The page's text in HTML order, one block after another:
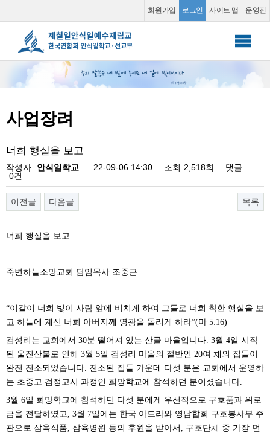
회원가입 로그인 사이트 맵 운영진
▼
소그룹 동영상
커뮤니티
사업장려
사업장려
너희 행실을 보고
작성자 안식일학교 22-09-06 14:30 조회 2,518회
댓글
0건
이전글 다음글 목록
너희 행실을 보고
죽변하늘소망교회 담임목사 조중근
“이같이 너희 빛이 사람 앞에 비치게 하여 그들로 너희 착한 행실을 보
고 하늘에 계신 너희 아버지께 영광을 돌리게 하라”(마 5:16)
검성리는 교회에서 30분 떨어져 있는 산골 마을입니다 . 3월 4일 시작
된 울진산불로 인해 3월 5일 검성리 마을의 절반인 20여 채의 집들이
완전 전소되었습니다 전소된 집들 가운데 다섯 분은 교회에서 운영하
는 초중고 검정고시 과정인 희망학교에 참석하던 분이셨습니다
3월 6일 희망학교에 참석하던 다섯 분에게 우선적으로 구호품과 위로
금을 전달하였고
, 3월 7일에는 한국 아드라와 영남합회 구호봉사부 주
관으로 삼육식품 삼육병원 등의 후원을 받아서
구호단체 중 가장 먼